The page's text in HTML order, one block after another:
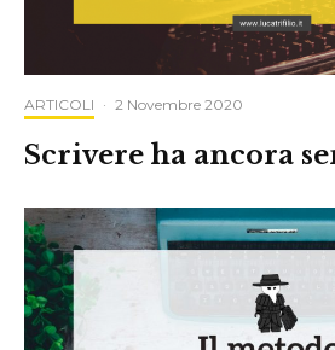
ARTICOLI · 2 Novembre 2020
Scrivere ha ancora